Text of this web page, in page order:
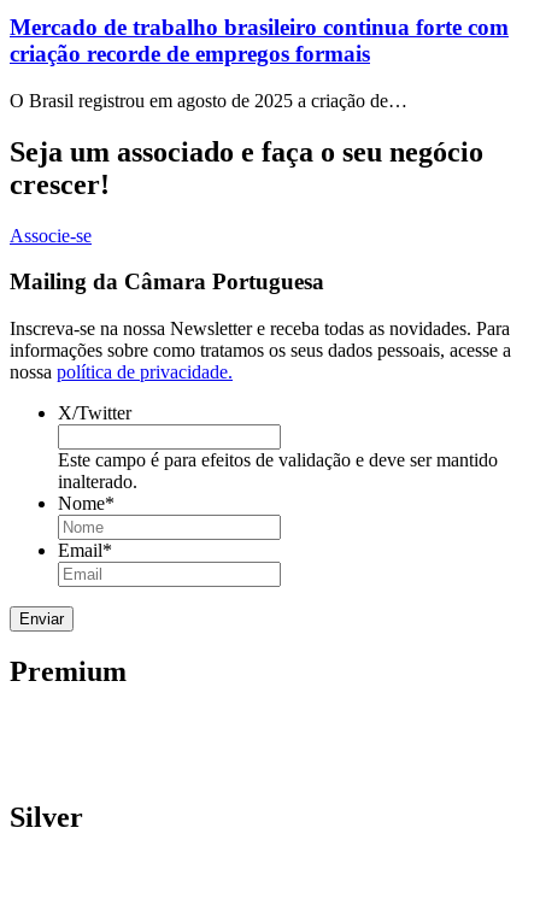
Mercado de trabalho brasileiro continua forte com
criação recorde de empregos formais
O Brasil registrou em agosto de 2025 a criação de…
Seja um associado e faça o seu negócio
crescer!
Associe-se
Mailing da Câmara Portuguesa
Inscreva-se na nossa Newsletter e receba todas as novidades. Para
informações sobre como tratamos os seus dados pessoais, acesse a
nossa política de privacidade.
X/Twitter
Este campo é para efeitos de validação e deve ser mantido
inalterado.
Nome*
Email*
Premium
Silver